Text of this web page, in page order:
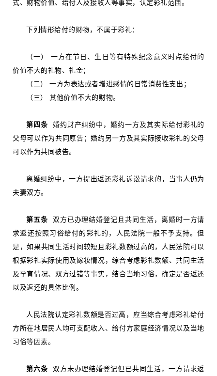
式、财物价值、给付人及接收人等事实，认定彩礼范围。
下列情形给付的财物，不属于彩礼：
（一） 一方在节日、生日等有特殊纪念意义时点给付的
价值不大的礼物、礼金；
（二） 一方为表达或者增进感情的日常消费性支出；
（三） 其他价值不大的财物。
第四条 婚约财产纠纷中，婚约一方及其实际给付彩礼的
父母可以作为共同原告；婚约另一方及其实际接收彩礼的父母
可以作为共同被告。
离婚纠纷中，一方提出返还彩礼诉讼请求的，当事人仍为
夫妻双方。
第五条 双方已办理结婚登记且共同生活，离婚时一方请
求返还按照习俗给付的彩礼的，人民法院一般不予支持。但
是，如果共同生活时间较短且彩礼数额过高的，人民法院可以
根据彩礼实际使用及嫁妆情况，综合考虑彩礼数额、共同生活
及孕育情况、双方过错等事实，结合当地习俗，确定是否返还
以及返还的具体比例。
人民法院认定彩礼数额是否过高，应当综合考虑彩礼给付
方所在地居民人均可支配收入、给付方家庭经济情况以及当地
习俗等因素。
第六条 双方未办理结婚登记但已共同生活，一方请求返